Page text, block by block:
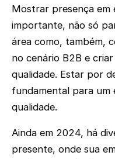
Mostrar presença em
importante, não só
área como, também,
no cenário B2B e
qualidade. Estar por
fundamental para um
qualidade.
Ainda em 2024, há
presente, onde sua